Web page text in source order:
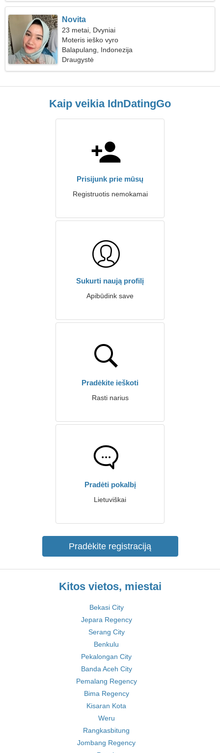
Novita
23 metai, Dvyniai
Moteris ieško vyro
Balapulang, Indonezija
Draugystė
Kaip veikia IdnDatingGo
Prisijunk prie mūsų
Registruotis nemokamai
Sukurti naują profilį
Apibūdink save
Pradėkite ieškoti
Rasti narius
Pradėti pokalbį
Lietuviškai
Pradėkite registraciją
Kitos vietos, miestai
Bekasi City
Jepara Regency
Serang City
Benkulu
Pekalongan City
Banda Aceh City
Pemalang Regency
Bima Regency
Kisaran Kota
Weru
Rangkasbitung
Jombang Regency